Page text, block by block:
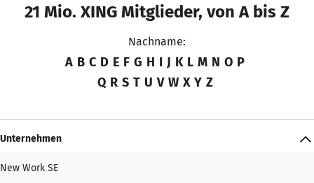
21 Mio. XING Mitglieder, von A bis Z
Nachname:
A B C D E F G H I J K L M N O P
Q R S T U V W X Y Z
Unternehmen
New Work SE